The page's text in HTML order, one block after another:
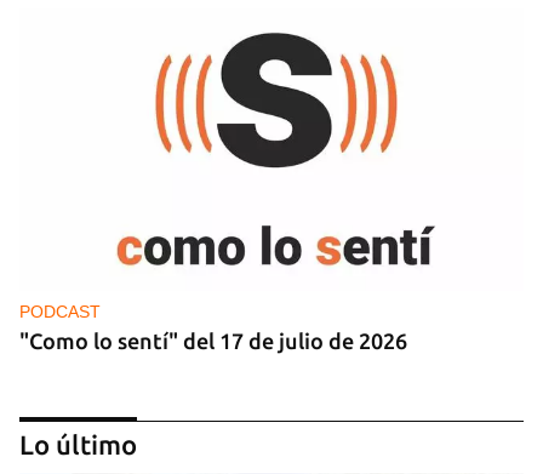
PODCAST
"Como lo sentí" del 17 de julio de 2026
Lo último